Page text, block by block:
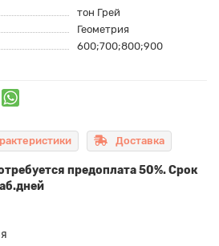
тон Грей
Геометрия
600;700;800;900
Доставка
предоплата 50%. Срок